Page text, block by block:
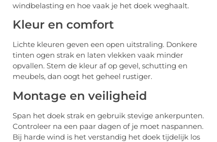
windbelasting en hoe vaak je het doek weghaalt.
Kleur en comfort
Lichte kleuren geven een open uitstraling. Donkere
tinten ogen strak en laten vlekken vaak minder
opvallen. Stem de kleur af op gevel, schutting en
meubels, dan oogt het geheel rustiger.
Montage en veiligheid
Span het doek strak en gebruik stevige ankerpunten.
Controleer na een paar dagen of je moet naspannen.
Bij harde wind is het verstandig het doek tijdelijk los